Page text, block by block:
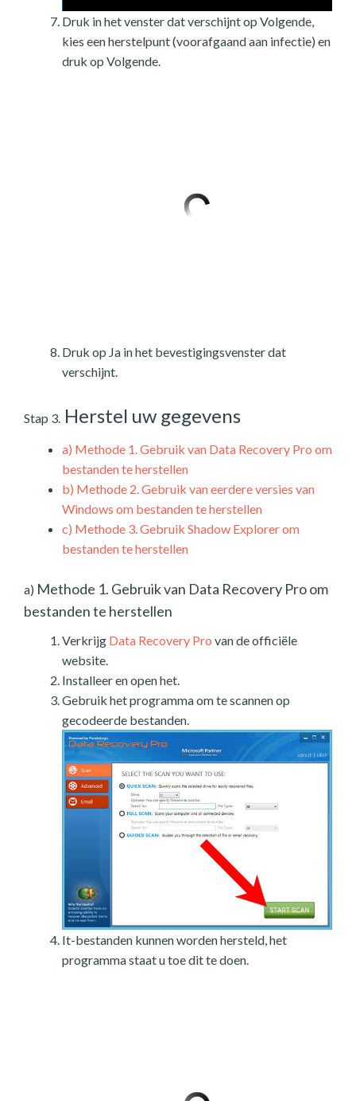
Druk in het venster dat verschijnt op Volgende,
kies een herstelpunt (voorafgaand aan infectie) en
druk op Volgende.
Druk op Ja in het bevestigingsvenster dat
verschijnt.
Stap 3. Herstel uw gegevens
a) Methode 1. Gebruik van Data Recovery Pro om
bestanden te herstellen
b) Methode 2. Gebruik van eerdere versies van
Windows om bestanden te herstellen
c) Methode 3. Gebruik Shadow Explorer om
bestanden te herstellen
a) Methode 1. Gebruik van Data Recovery Pro om
bestanden te herstellen
Verkrijg Data Recovery Pro van de officiële
website.
Installeer en open het.
Gebruik het programma om te scannen op
gecodeerde bestanden.
It-bestanden kunnen worden hersteld, het
programma staat u toe dit te doen.